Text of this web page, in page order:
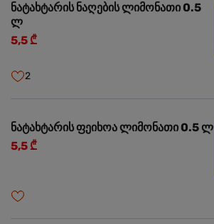
ნატახტარის ნაღების ლიმონათი 0.5
ლ
5,5 ₾
2
ნატახტარის ფეიხოა ლიმონათი 0.5 ლ
5,5 ₾